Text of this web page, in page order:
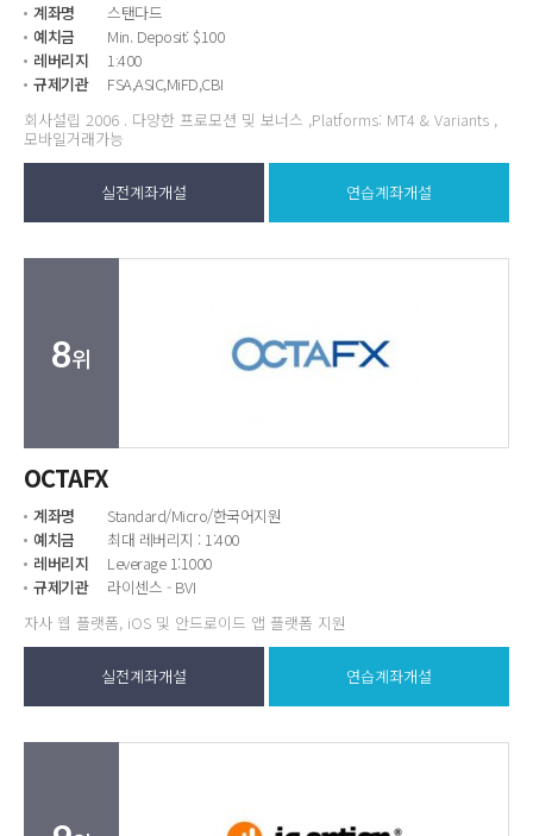
계좌명
스탠다드
예치금
Min. Deposit: $100
레버리지
1:400
규제기관
FSA,ASIC,MiFD,CBI
회사설립 2006 . 다양한 프로모션 밎 보너스 ,Platforms: MT4 & Variants ,
모바일거래가능
실전계좌개설 연습계좌개설
8위
OCTAFX
계좌명
Standard/Micro/한국어지원
예치금
최대 레버리지 : 1:400
레버리지
Leverage 1:1000
규제기관
라이센스 - BVI
자사 웹 플랫폼, iOS 및 안드로이드 앱 플랫폼 지원
실전계좌개설 연습계좌개설